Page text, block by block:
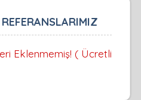
Eklenmemiş! ( Ücretli